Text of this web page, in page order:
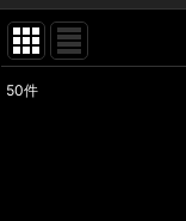
50件